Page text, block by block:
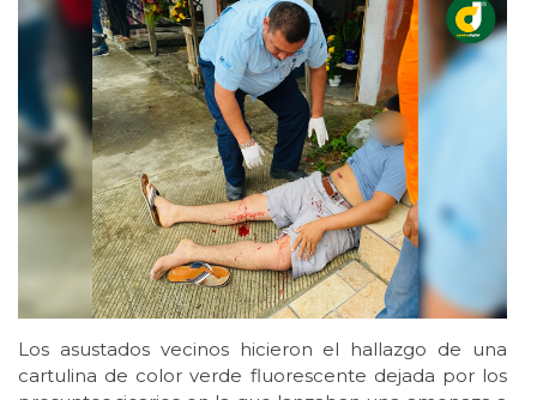
Los asustados vecinos hicieron el hallazgo de una
cartulina de color verde fluorescente dejada por los